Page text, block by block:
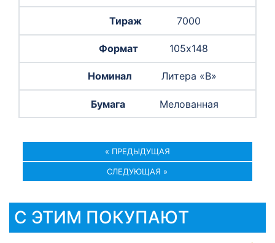
7000
105х148
Литера «В»
Мелованная
« ПРЕДЫДУЩАЯ
СЛЕДУЮЩАЯ »
С ЭТИМ ПОКУПАЮТ